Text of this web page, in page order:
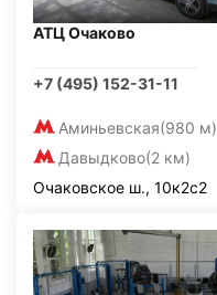
АТЦ Очаково
+7 (495) 152-31-11
Аминьевская(980 м)
Давыдково(2 км)
Очаковское ш., 10к2с2